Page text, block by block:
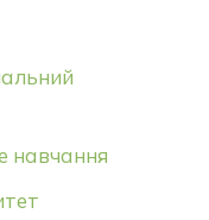
навчання